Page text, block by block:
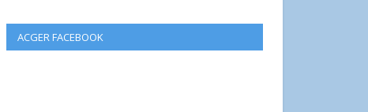
ACGER FACEBOOK